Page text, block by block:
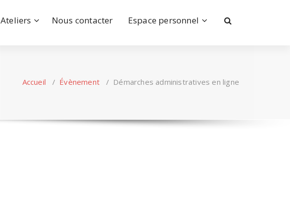
Ateliers Nous contacter Espace personnel
Accueil / Évènement/ Démarches administratives en ligne